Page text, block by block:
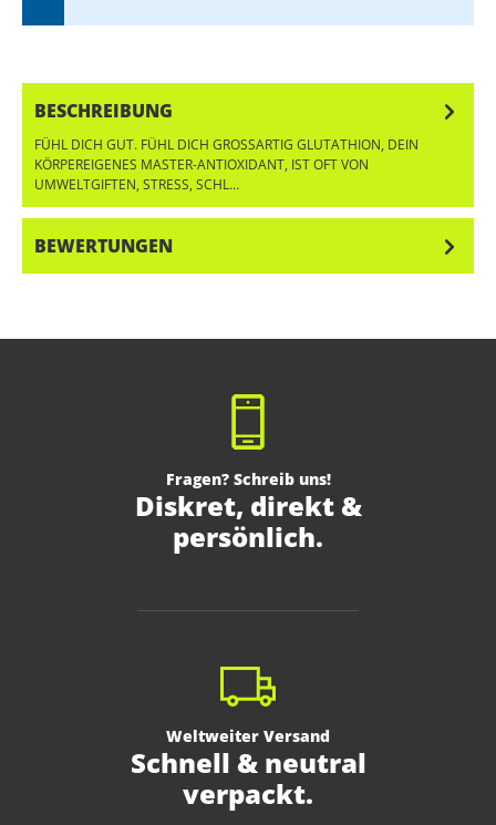
BESCHREIBUNG
FÜHL DICH GUT. FÜHL DICH GROSSARTIG GLUTATHION, DEIN K
ÖRPEREIGENES MASTER-ANTIOXIDANT, IST OFT VON U
MWELTGIFTEN, STRESS, SCHL…
BEWERTUNGEN
Fragen? Schreib uns!
Diskret, direkt &
persönlich.
Weltweiter Versand
Schnell & neutral
verpackt.